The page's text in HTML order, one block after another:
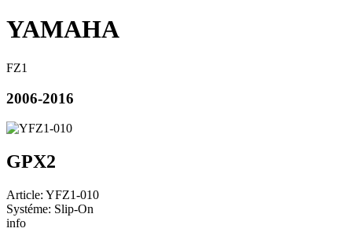
YAMAHA
FZ1
2006-2016
GPX2
Article: YFZ1-010
Systéme: Slip-On
info